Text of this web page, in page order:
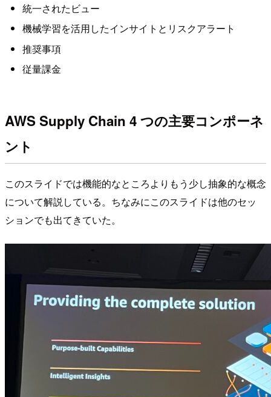
統一されたビュー
機械学習を活用したインサイトとリスクアラート
推奨事項
従量課金
AWS Supply Chain 4 つの主要コンポーネ
ント
このスライドでは機能的なところよりもう少し抽象的な概念
について解説している。ちなみにこのスライドは他のセッ
ションでも出てきていた。